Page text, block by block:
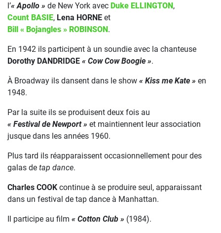
l’« Apollo » de New York avec Duke ELLINGTON,
Count BASIE, Lena HORNE et
Bill « Bojangles » ROBINSON.
En 1942 ils participent à un soundie avec la chanteuse
Dorothy DANDRIDGE « Cow Cow Boogie ».
À Broadway ils dansent dans le show « Kiss me Kate » en
1948.
Par la suite ils se produisent deux fois au
« Festival de Newport » et maintiennent leur association
jusque dans les années 1960.
Plus tard ils réapparaissent occasionnellement pour des
galas de tap dance.
Charles COOK continue à se produire seul, apparaissant
dans un festival de tap dance à Manhattan.
Il participe au film « Cotton Club » (1984).